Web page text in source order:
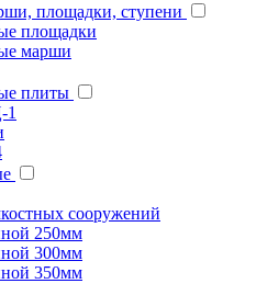
площадки, ступени
площадки
марши
плиты
1
сооружений
250мм
300мм
350мм